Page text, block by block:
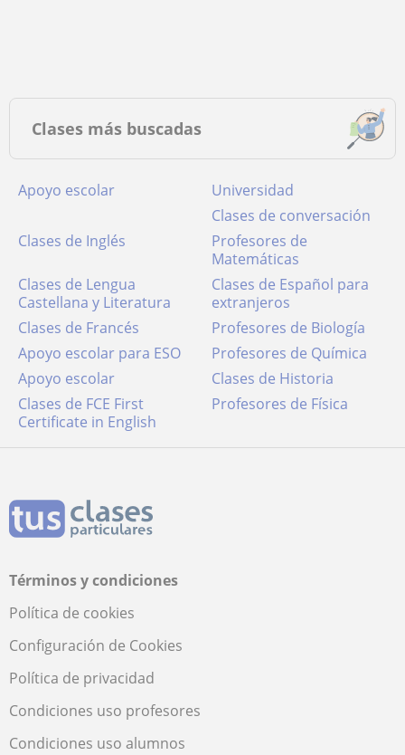
Clases más buscadas
Apoyo escolar
Universidad
Clases de conversación
Clases de Inglés
Profesores de
Matemáticas
Clases de Lengua
Castellana y Literatura
Clases de Español para
extranjeros
Clases de Francés
Profesores de Biología
Apoyo escolar para ESO
Profesores de Química
Apoyo escolar
Clases de Historia
Clases de FCE First
Certificate in English
Profesores de Física
Términos y condiciones
Política de cookies
Configuración de Cookies
Política de privacidad
Condiciones uso profesores
Condiciones uso alumnos